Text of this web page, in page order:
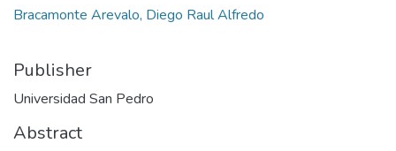
Bracamonte Arevalo, Diego Raul Alfredo
Publisher
Universidad San Pedro
Abstract